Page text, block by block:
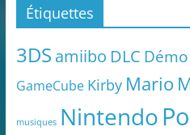
Étiquettes
3DS amiibo DLC Démo
GameCube Kirby Mario
musiques Nintendo